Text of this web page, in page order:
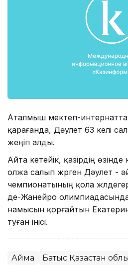
Аталмыш мектеп-
қарағанда, Дәулет 63 келі
жеңіп алды.
Айта кетейік, қазірдің
олжа салып жүрген Дәулет -
чемпионатының қола
де-Жанейро олимпиадасында
намысын қорғайтын
туған інісі.
Аймақ Батыс Қазақстан